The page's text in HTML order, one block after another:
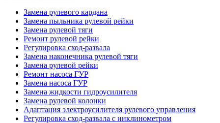
Замена рулевого кардана
Замена пыльника рулевой рейки
Замена рулевой тяги
Ремонт рулевой рейки
Регулировка сход-развала
Замена наконечника рулевой тяги
Замена рулевой рейки
Ремонт насоса ГУР
Замена насоса ГУР
Замена жидкости гидроусилителя
Замена рулевой колонки
Адаптация электроусилителя рулевого управления
Регулировка сход-развала с инклинометром